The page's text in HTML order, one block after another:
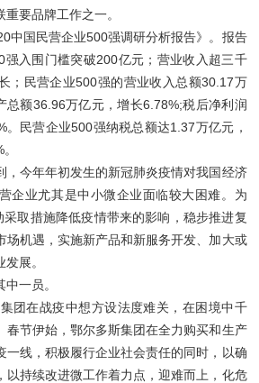
要品牌工作之一。
中国民营企业500强调研分析报告》。报告
强入围门槛突破200亿元；营业收入超三千
；民营企业500强的营业收入总额30.17万
总额36.96万亿元，增长6.78%;税后净利润
。民营企业500强纳税总额达1.37万亿元，
，今年年初发生的新冠肺炎疫情对我国经济
企业尤其是中小微企业面临较大困难。为
取措施降低疫情带来的影响，稳步推进复
场机遇，实施新产品和新服务开发、加大或
展。
一员。
团在战疫中想方设法度难关，在困境中千
春节伊始，鄂尔多斯集团在全力购买和生产
一线，积极履行企业社会责任的同时，以确
以持续改进微工作着力点，迎难而上，化危